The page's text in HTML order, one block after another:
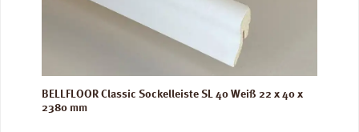
BELLFLOOR Classic Sockelleiste SL 40 Weiß 22 x 40 x
2380 mm